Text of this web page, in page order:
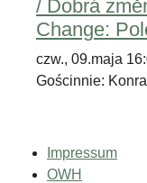
/ Dobrá
Change:
czw., 09.maja
Gościnnie:
Impressum
OWH